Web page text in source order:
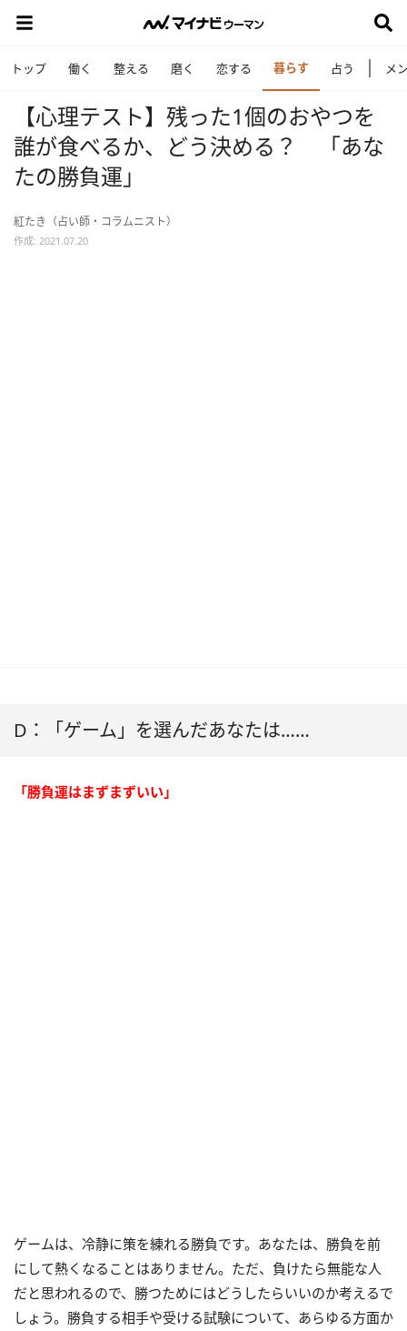
トップ 働く 整える 磨く 恋する 暮らす 占う メ
【心理テスト】残った1個のおやつを
誰が食べるか、どう決める？ 「あな
たの勝負運」
紅たき（占い師・コラムニスト）
作成: 2021.07.20
D：「ゲーム」を選んだあなたは……
「勝負運はまずまずいい」
ゲームは、冷静に策を練れる勝負です。あなたは、勝負を前
にして熱くなることはありません。ただ、負けたら無能な人
だと思われるので、勝つためにはどうしたらいいのか考えるで
しょう。勝負する相手や受ける試験について、あらゆる方面か